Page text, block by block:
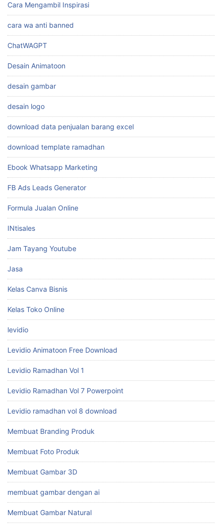
Cara Mengambil Inspirasi
cara wa anti banned
ChatWAGPT
Desain Animatoon
desain gambar
desain logo
download data penjualan barang excel
download template ramadhan
Ebook Whatsapp Marketing
FB Ads Leads Generator
Formula Jualan Online
INtisales
Jam Tayang Youtube
Jasa
Kelas Canva Bisnis
Kelas Toko Online
levidio
Levidio Animatoon Free Download
Levidio Ramadhan Vol 1
Levidio Ramadhan Vol 7 Powerpoint
Levidio ramadhan vol 8 download
Membuat Branding Produk
Membuat Foto Produk
Membuat Gambar 3D
membuat gambar dengan ai
Membuat Gambar Natural